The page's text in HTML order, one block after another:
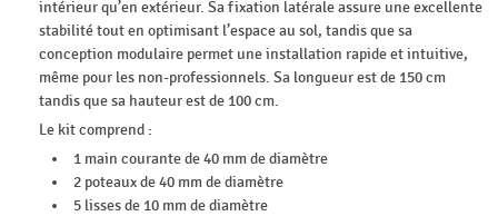
intérieur qu’en extérieur. Sa fixation latérale assure une excellente
stabilité tout en optimisant l’espace au sol, tandis que sa
conception modulaire permet une installation rapide et intuitive,
même pour les non-professionnels. Sa longueur est de 150 cm
tandis que sa hauteur est de 100 cm.
Le kit comprend :
1 main courante de 40 mm de diamètre
2 poteaux de 40 mm de diamètre
5 lisses de 10 mm de diamètre